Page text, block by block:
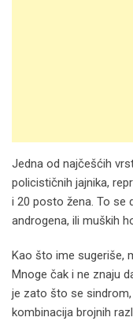
Jedna od najčešćih
policističnih jajnika,
i 20 posto žena. To se
androgena, ili muških
Kao što ime sugeriše,
Mnoge čak i ne znaju
je zato što se
kombinacija brojnih